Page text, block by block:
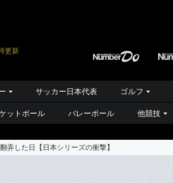
更新
サッカー日本代表 ゴルフ
ットボール バレーボール 他競技
弄した日【日本シリーズの衝撃】